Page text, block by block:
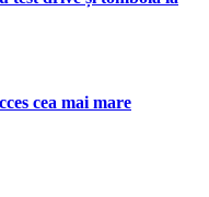
cea mai mare